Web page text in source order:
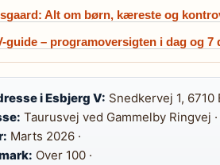
Alt om børn, kæreste og
guide – programoversigten i dag og 7
i Esbjerg V: Snedkervej 1, 6710
Taurusvej ved Gammelby Ringvej ·
Marts 2026 ·
Over 100 ·